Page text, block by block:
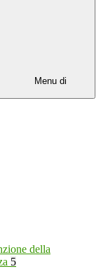
Menu di
della
5